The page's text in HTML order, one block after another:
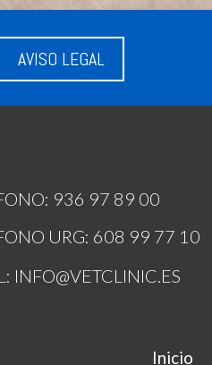
AVISO LEGAL
936 97 89 00
URG: 608 99 77 10
INFO@VETCLINIC.ES
Inicio